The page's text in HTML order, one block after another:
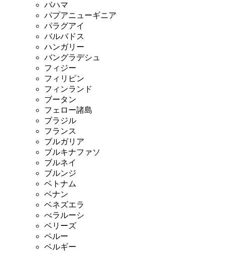
バハマ
パプアニューギニア
パラグアイ
バルバドス
ハンガリー
バングラデシュ
フィジー
フィリピン
フィンランド
ブータン
フェロー諸島
ブラジル
フランス
ブルガリア
ブルキナファソ
ブルネイ
ブルンジ
ベトナム
ベナン
ベネズエラ
べラルーシ
ベリーズ
ペルー
ベルギー